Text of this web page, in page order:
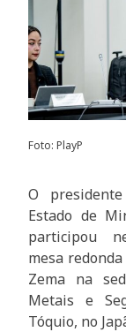
Foto: PlayP
O
Estado de
participou
mesa
Zema na
Metais e
Tóquio, no